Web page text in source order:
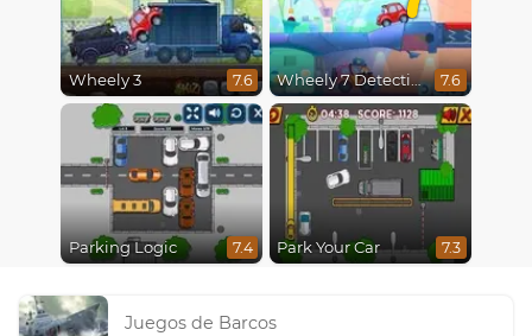
Wheely 3 7.6 Wheely 7 Detective 7.6
Parking Logic 7.4 Park Your Car 7.3
Juegos de Barcos